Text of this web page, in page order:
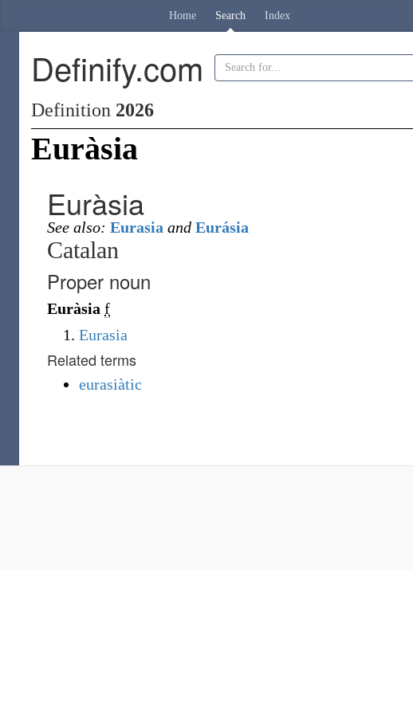
Home Search Index
Definify.com
Definition 2026
Euràsia
Euràsia
See also: Eurasia and Eurásia
Catalan
Proper noun
Euràsia f
Eurasia
Related terms
eurasiàtic